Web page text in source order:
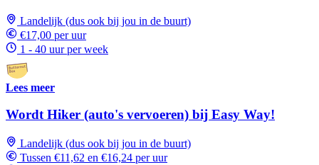
Landelijk (dus ook bij jou in de buurt)
€17,00 per uur
1 - 40 uur per week
Lees meer
Wordt Hiker (auto's vervoeren) bij Easy Way!
Landelijk (dus ook bij jou in de buurt)
Tussen €11,62 en €16,24 per uur